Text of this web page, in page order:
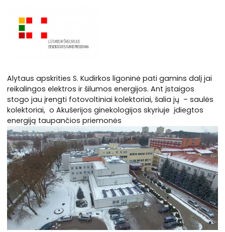
Alytaus apskrities S. Kudirkos ligoninė pati gamins dalį jai
reikalingos elektros ir šilumos energijos. Ant įstaigos
stogo jau įrengti fotovoltiniai kolektoriai, šalia jų – saulės
kolektoriai, o Akušerijos ginekologijos skyriuje įdiegtos
energiją taupančios priemonės